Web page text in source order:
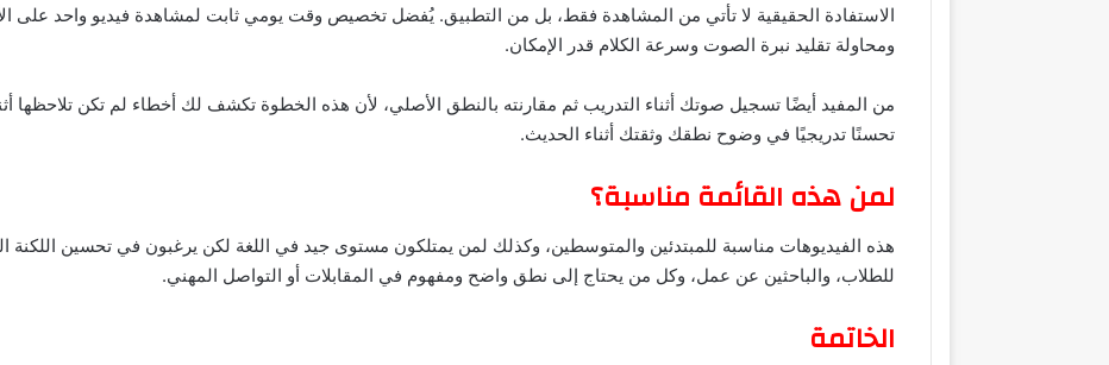
الاستفادة الحقيقية لا تأتي من المشاهدة فقط، بل من التطبيق. يُفضل تخصيص وقت يومي ثابت لمشاهدة فيديو واحد على
ومحاولة تقليد نبرة الصوت وسرعة الكلام قدر الإمكان.
من المفيد أيضًا تسجيل صوتك أثناء التدريب ثم مقارنته بالنطق الأصلي، لأن هذه الخطوة تكشف لك أخطاء لم تكن تلاحظها
تحسنًا تدريجيًا في وضوح نطقك وثقتك أثناء الحديث.
لمن هذه القائمة مناسبة؟
هذه الفيديوهات مناسبة للمبتدئين والمتوسطين، وكذلك لمن يمتلكون مستوى جيد في اللغة لكن يرغبون في تحسين اللكنة
للطلاب، والباحثين عن عمل، وكل من يحتاج إلى نطق واضح ومفهوم في المقابلات أو التواصل المهني.
الخاتمة